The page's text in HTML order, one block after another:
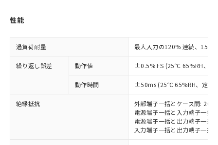
性能
過負荷耐量 最大入力の120% 連続、
繰り返し誤差 動作値 ±0.5% FS (25℃ 65%RH、定
動作時間 ±50ms (25℃ 65%RH、定格
絶縁抵抗
外部端子一括とケース間:
電源端子一括と入力端子一括
電源端子一括と出力端子一括
入力端子一括と出力端子一括
示しないようお願いします。
マイパーツ機能（部品リスト作成サー
ビス）をご利用いただくには、I-Web
メンバーズにご登録されている必要が
お客様が当ウェブサイト上で当社にご
登録された部品リストについて、当社
および当社の共同利用者が、当社の製
品・サービスに関するお客様との取
引・商談に必要な範囲で利用すること
月が前後することがあります。
※3 非含有証明書ダウンロード
下記の非含有証明書をダウンロードするこ
質が外部に漏えいし、環境に深刻な影響を
及ぼさない年数を意味します。
「－」：未確認です。当社販売部門へお問
い合わせください。
販売先および販売に係わる関係者が違
法に輸出するおそれがある場合は、取
り引きをいたしません。
キャンセル
受注生産機種、また在庫状況の
情報を公開していない機種